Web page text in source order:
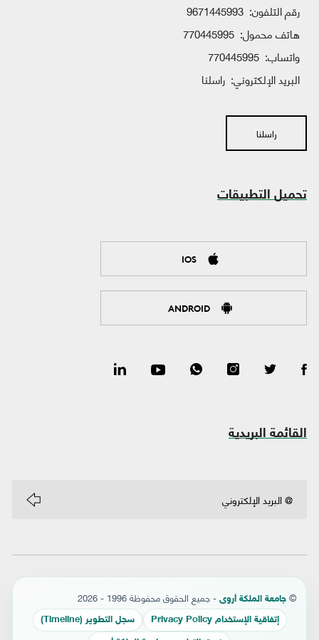
رقم التلفون: 9671445993
هاتف محمول: 770445995
واتساب:
البريد الإلكتروني: راسلنا
راسلنا
تحميل التطبيقات
IOS
ANDROID
القائمة البريدية
© جامعة الملكة أروى - جميع الحقوق محفوظة 1996 - 2026
إتفاقية الإستخدام Privacy Policy سجل التطوير (Timeline)